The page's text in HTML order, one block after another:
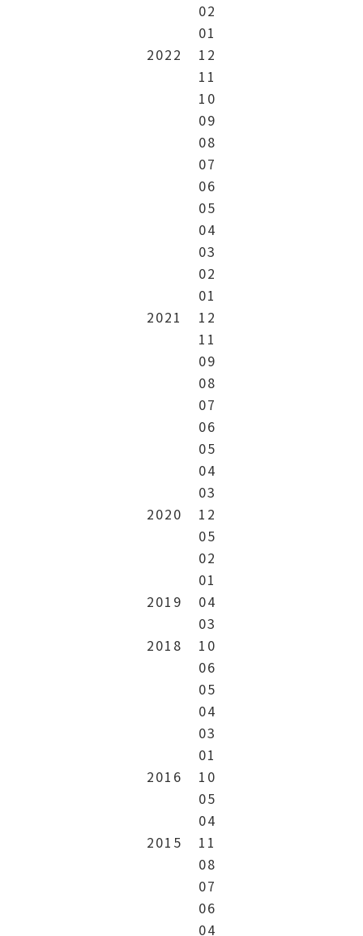
02
01
2022
12
11
10
09
08
07
06
05
04
03
02
01
2021
12
11
09
08
07
06
05
04
03
2020
12
05
02
01
2019
04
03
2018
10
06
05
04
03
01
2016
10
05
04
2015
11
08
07
06
04